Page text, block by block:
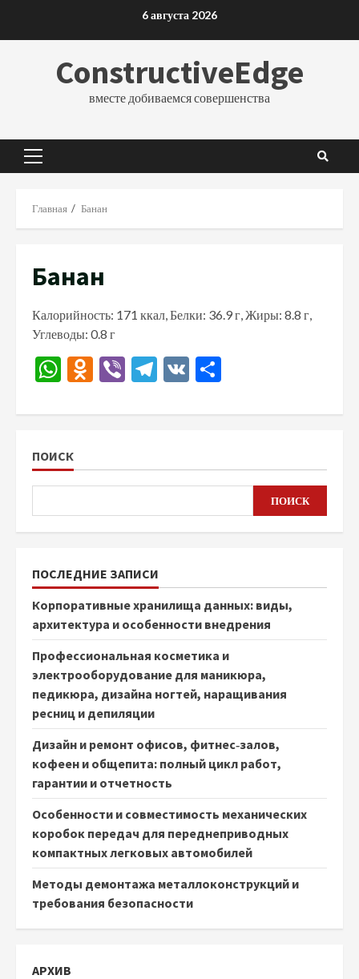
6 августа 2026
ConstructiveEdge
вместе добиваемся совершенства
Основное
Главная Банан
Банан
Калорийность: 171 ккал, Белки: 36.9 г, Жиры: 8.8 г,
Углеводы: 0.8 г
WhatsApp
Odnoklassniki
ViberTelegram
VK
ПОИСК
ПОИСК
ПОСЛЕДНИЕ ЗАПИСИ
Корпоративные хранилища данных: виды,
архитектура и особенности внедрения
Профессиональная косметика и
электрооборудование для маникюра,
педикюра, дизайна ногтей, наращивания
ресниц и депиляции
Дизайн и ремонт офисов, фитнес‑залов,
кофеен и общепита: полный цикл работ,
гарантии и отчетность
Особенности и совместимость механических
коробок передач для переднеприводных
компактных легковых автомобилей
Методы демонтажа металлоконструкций и
требования безопасности
АРХИВ